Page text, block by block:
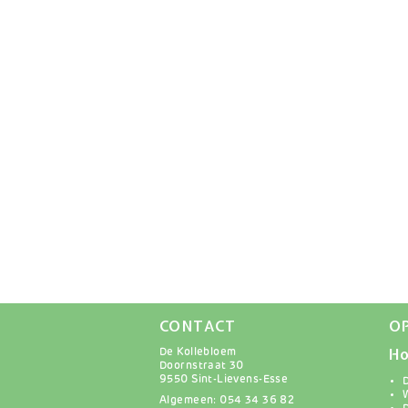
CONTACT
De Kollebloem
Doornstraat 30
9550 Sint-Lievens-Esse
Algemeen: 054 34 36 82